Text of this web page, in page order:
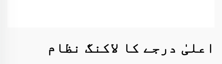
اعلیٰ درجے کا لاکنگ نظام